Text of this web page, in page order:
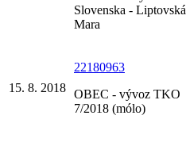
Slovenska - Liptovská
Mara
15. 8. 2018
22180963
OBEC - vývoz TKO
7/2018 (mólo)